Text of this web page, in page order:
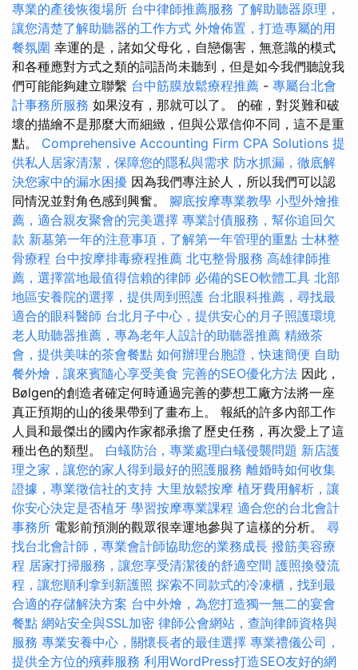
專業的產後恢復場所 台中律師推薦服務 了解助聽器原理，
讓您清楚了解助聽器的工作方式 外燴佈置，打造專屬的用
餐氛圍 幸運的是，諸如父母化，自戀傷害，無意識的模式
和各種應對方式之類的詞語尚未聽到，但是如今我們聽說我
們可能能夠建立聯繫 台中筋膜放鬆療程推薦 - 專屬台北會
計事務所服務 如果沒有，那就可以了。 的確，對災難和破
壞的描繪不是那麼大而細緻，但與公眾信仰不同，這不是重
點。 Comprehensive Accounting Firm CPA Solutions 提
供私人居家清潔，保障您的隱私與需求 防水抓漏，徹底解
決您家中的漏水困擾 因為我們專注於人，所以我們可以認
同情況並對角色感到興奮。 腳底按摩專業教學 小型外燴推
薦，適合親友聚會的完美選擇 專業討債服務，幫你追回欠
款 新墓第一年的注意事項，了解第一年管理的重點 士林整
骨療程 台中按摩排毒療程推薦 北屯整骨服務 高雄律師推
薦，選擇當地最值得信賴的律師 必備的SEO軟體工具 北部
地區安養院的選擇，提供周到照護 台北眼科推薦，尋找最
適合的眼科醫師 台北月子中心，提供安心的月子照護環境
老人助聽器推薦，專為老年人設計的助聽器推薦 精緻茶
會，提供美味的茶會餐點 如何辦理台胞證，快速簡便 自助
餐外燴，讓來賓隨心享受美食 完善的SEO優化方法 因此，
Bølgen的創造者確定何時通過完善的夢想工廠方法將一座
真正預期的山的後果帶到了畫布上。 報紙的許多內部工作
人員和最傑出的國內作家都承擔了歷史任務，再次愛上了這
種出色的類型。 白蟻防治，專業處理白蟻侵襲問題 新店護
理之家，讓您的家人得到最好的照護服務 離婚時如何收集
證據，專業徵信社的支持 大里放鬆按摩 植牙費用解析，讓
你安心決定是否植牙 學習按摩專業課程 適合您的台北會計
事務所 電影前預測的觀眾很幸運地參與了這樣的分析。 尋
找台北會計師，專業會計師協助您的業務成長 撥筋美容療
程 居家打掃服務，讓您享受清潔後的舒適空間 護照換發流
程，讓您順利拿到新護照 探索不同款式的冷凍櫃，找到最
合適的存儲解決方案 台中外燴，為您打造獨一無二的宴會
餐點 網站安全與SSL加密 律師公會網站，查詢律師資格與
服務 專業安養中心，關懷長者的最佳選擇 專業禮儀公司，
提供全方位的殯葬服務 利用WordPress打造SEO友好的網